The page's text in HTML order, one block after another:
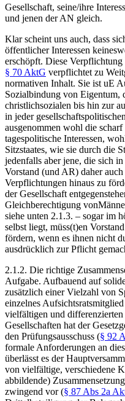
Gesellschaft, seine/ihre
und jenen der AN gleich.
Klar scheint uns auch, dass
öffentlicher Interessen
erschöpft. Diese Verpflichtung
§ 70 AktG verpflichtet zu
normativen Inhalt. Sie ist uE
Sozialbindung von Eigentum,
christlichsozialen bis hin zur
in jeder
ausgenommen wohl die
tagespolitische Interessen,
Sitzstaates, wie sie durch die
jedenfalls aber jene, die sich
Vorstand (und AR) daher
Verpflichtungen hinaus zu
der Gesellschaft
Gleichberechtigung von
siehe unten 2.1.3. – sogar im
selbst liegt, müss(t)en
fördern, wenn es ihnen nicht
ausdrücklich zur Pflicht
2.1.2. Die richtige
Aufgabe. Aufbauend auf
zusätzlich einer Vielzahl von
einzelnes
vielfältigen und
Gesellschaften hat der
den Prüfungsausschuss (§ 92
formale Anforderungen an
überlässt es der
von vielfältige, verschiedene
abbildende)
zwingend vor (§ 87 Abs 2a